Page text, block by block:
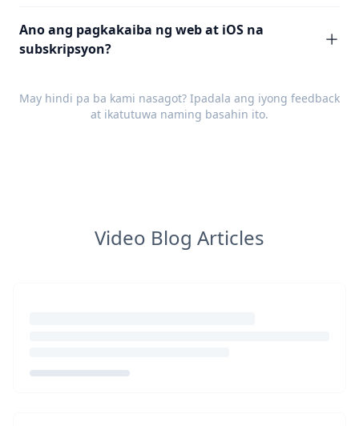
Ano ang pagkakaiba ng web at iOS na
subskripsyon?
May hindi pa ba kami nasagot? Ipadala ang iyong feedback
at ikatutuwa naming basahin ito.
Video Blog Articles